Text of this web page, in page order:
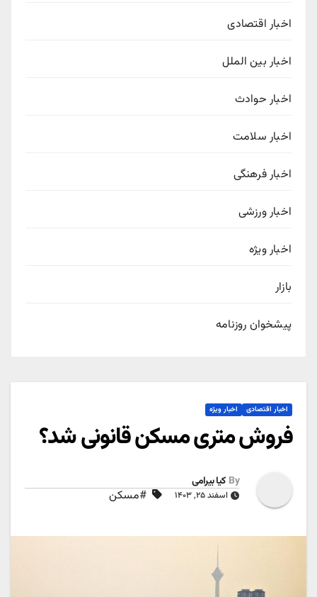
اخبار اقتصادی
اخبار بین الملل
اخبار حوادث
اخبار سلامت
اخبار فرهنگی
اخبار ورزشی
اخبار ویژه
بازار
پیشخوان روزنامه
اخبار اقتصادی اخبار ویژه
فروش متری مسکن قانونی شد؟
By کیا بیرامی
اسفند ۲۵, ۱۴۰۳ #مسکن